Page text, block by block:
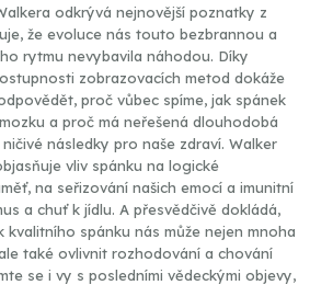
odkrývá nejnovější poznatky z
že evoluce nás touto bezbrannou a
rytmu nevybavila náhodou. Díky
zobrazovacích metod dokáže
proč vůbec spíme, jak spánek
a proč má neřešená dlouhodobá
následky pro naše zdraví. Walker
vliv spánku na logické
na seřizování našich emocí a imunitní
a chuť k jídlu. A přesvědčivě dokládá,
spánku nás může nejen mnoha
také ovlivnit rozhodování a chování
se i vy s posledními vědeckými objevy,